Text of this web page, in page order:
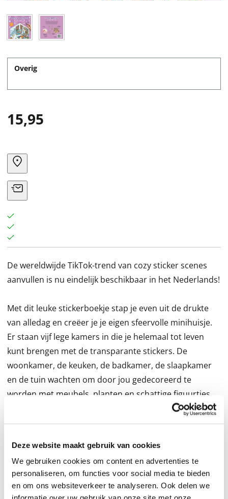
Deze website maakt gebruik van cookies
We gebruiken cookies om content en advertenties te
personaliseren, om functies voor social media te bieden
en om ons websiteverkeer te analyseren. Ook delen we
Overig
15,95
De wereldwijde TikTok-trend van cozy sticker scenes
aanvullen is nu eindelijk beschikbaar in het Nederlands!
Met dit leuke stickerboekje stap je even uit de drukte
van alledag en creëer je je eigen sfeervolle minihuisje.
Er staan vijf lege kamers in die je helemaal tot leven
kunt brengen met de transparante stickers. De
woonkamer, de keuken, de badkamer, de slaapkamer
en de tuin wachten om door jou gedecoreerd te
worden met meubels, planten en schattige figuurtjes.
Bovendien zit er een handig pincet bij het boekje
plakken.
Wil je je hoofd leegmaken, even weg van het scrollen en
helemaal opgaan in een mindful activiteit? Dit